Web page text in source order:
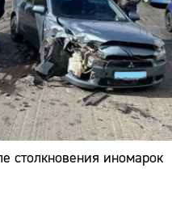
столкновения иномарок